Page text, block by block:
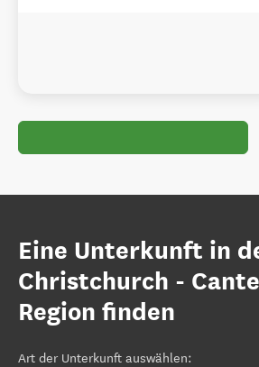
Eine Unterkunft in
Christchurch -
Region finden
Art der Unterkunft auswählen: